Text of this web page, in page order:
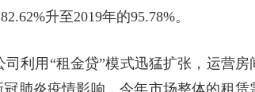
升至2019年的95.78%。
利用“租金贷”模式迅猛扩张，运营房
肺炎疫情影响，今年市场整体的租赁